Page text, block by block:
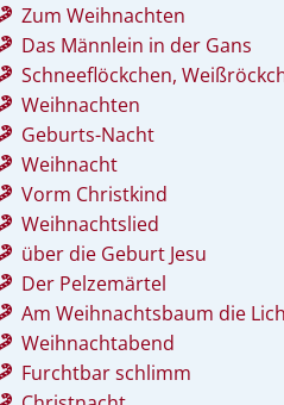
Zum Weihnachten
Das Männlein in der Gans
Schneeflöckchen,
Weihnachten
Geburts-Nacht
Weihnacht
Vorm Christkind
Weihnachtslied
über die Geburt Jesu
Der Pelzemärtel
Am Weihnachtsbaum die
Weihnachtabend
Furchtbar schlimm